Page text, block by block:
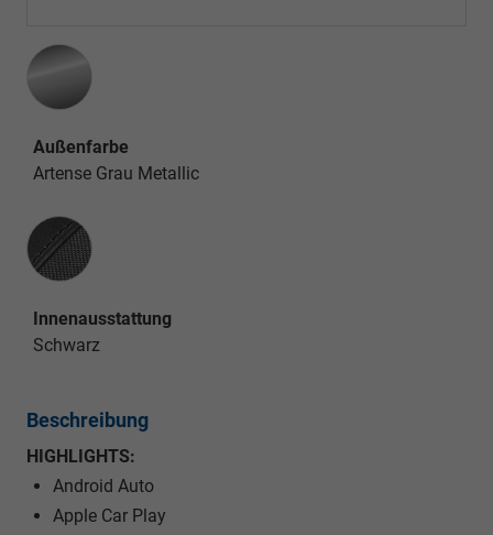
Außenfarbe
Artense Grau Metallic
Innenausstattung
Innenausstattung
Schwarz
Beschreibung
HIGHLIGHTS:
Android Auto
Apple Car Play